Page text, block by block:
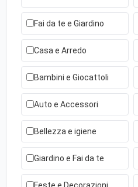
Fai da te e Giardino
Casa e Arredo
Bambini e Giocattoli
Auto e Accessori
Bellezza e igiene
Giardino e Fai da te
Feste e Decorazioni